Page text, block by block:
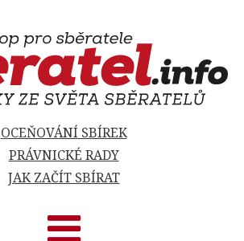
OCEŇOVÁNÍ SBÍREK
PRÁVNICKÉ RADY
JAK ZAČÍT SBÍRAT